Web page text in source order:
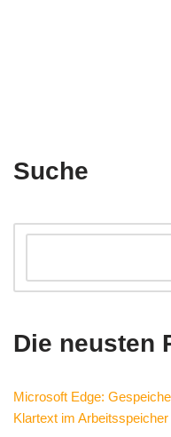
Suche
Die neusten
Microsoft Edge:
Klartext im Arbeitsspeicher